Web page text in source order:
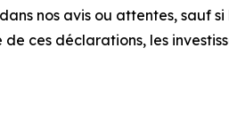
nos avis ou attentes, sauf
ces déclarations, les